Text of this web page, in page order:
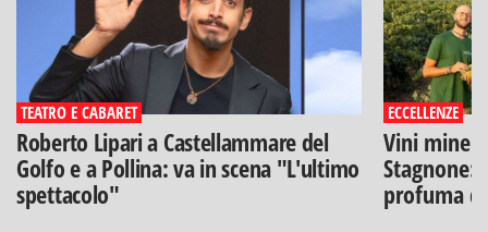
TEATRO E CABARET
Roberto Lipari a Castellammare del
Golfo e a Pollina: va in scena "L'ultimo
spettacolo"
ECCELLENZE
Vini
Stagnone:
profuma